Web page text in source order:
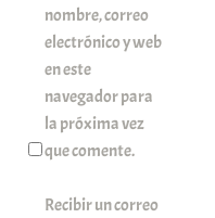
nombre, correo
electrónico y web
en este
navegador para
la próxima vez
que comente.
Recibir un correo